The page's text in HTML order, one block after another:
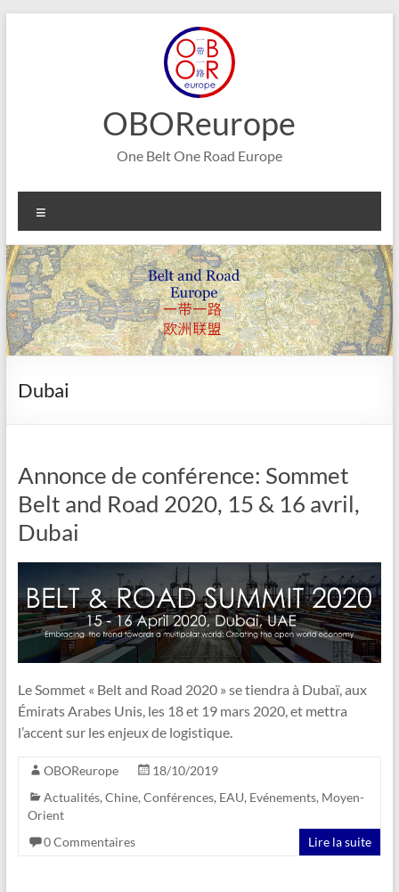
OBOReurope
One Belt One Road Europe
Dubai
Annonce de conférence: Sommet
Belt and Road 2020, 15 & 16 avril,
Dubai
Le Sommet « Belt and Road 2020 » se tiendra à Dubaï, aux
Émirats Arabes Unis, les 18 et 19 mars 2020, et mettra
l’accent sur les enjeux de logistique.
OBOReurope
18/10/2019
Actualités, Chine, Conférences, EAU, Evénements, Moyen-
Orient
0 Commentaires
Lire la suite